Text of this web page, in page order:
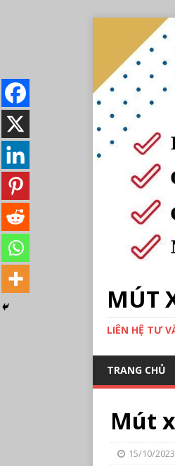
MÚT
LIÊN HỆ TƯ
TRANG CHỦ
Mút
15/10/2023